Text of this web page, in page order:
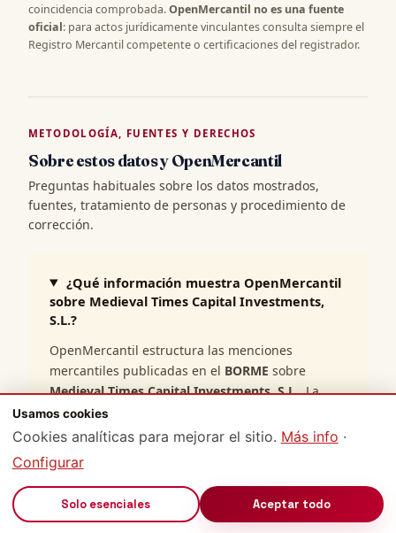
coincidencia comprobada.OpenMercantil no es una fuente
oficial: para actos jurídicamente vinculantes consulta siempre el
Registro Mercantil competente o certificaciones del registrador.
METODOLOGÍA, FUENTES Y DERECHOS
Sobre estos datos y OpenMercantil
Preguntas habituales sobre los datos mostrados,
fuentes, tratamiento de personas y procedimiento de
corrección.
¿Qué información muestra OpenMercantil
sobre Medieval Times Capital Investments,
S.L.?
OpenMercantil estructura las menciones
mercantiles publicadas en el BORME sobre
Medieval Times Capital Investments, S.L.. La
contratación pública PLACSP solo aparece cuando
existe una proyección pública verificable ligada a
demás fuentes complementarias se omiten si su
autoridad pública no está disponible; su ausencia
en esta ficha no permite inferir que no existan
Usamos cookies
Cookies analíticas para mejorar el sitio. Más info ·
Configurar
Solo esenciales Aceptar todo